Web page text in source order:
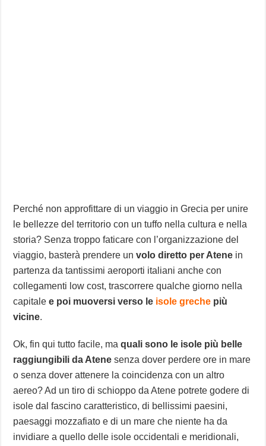
Perché non approfittare di un viaggio in Grecia per unire
le bellezze del territorio con un tuffo nella cultura e nella
storia? Senza troppo faticare con l’organizzazione del
viaggio, basterà prendere unvolo diretto per Atene in
partenza da tantissimi aeroporti italiani anche con
collegamenti low cost, trascorrere qualche giorno nella
capitalee poi muoversi verso le isole greche più
vicine.
Ok, fin qui tutto facile, maquali sono le isole più belle
raggiungibili da Atene senza dover perdere ore in mare
o senza dover attenere la coincidenza con un altro
aereo? Ad un tiro di schioppo da Atene potrete godere di
isole dal fascino caratteristico, di bellissimi paesini,
paesaggi mozzafiato e di un mare che niente ha da
invidiare a quello delle isole occidentali e meridionali,